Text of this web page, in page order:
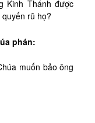
Kinh Thánh được
rũ họ?
phán:
muốn bảo ông